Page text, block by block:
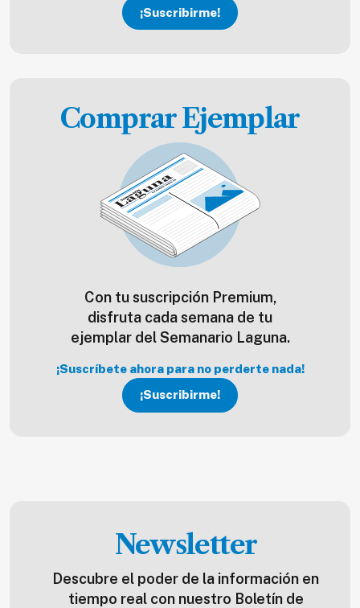
¡Suscribirme!
Comprar Ejemplar
Con tu suscripción Premium,
disfruta cada semana de tu
ejemplar del Semanario Laguna.
¡Suscríbete ahora para no perderte nada!
¡Suscribirme!
Newsletter
Descubre el poder de la información en
tiempo real con nuestro Boletín de